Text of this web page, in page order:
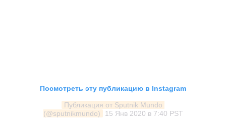
Посмотреть эту публикацию в Instagram
Публикация от Sputnik Mundo
(@sputnikmundo)
15 Янв 2020 в 7:40 PST